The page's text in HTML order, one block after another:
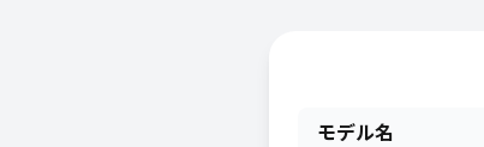
モデル名